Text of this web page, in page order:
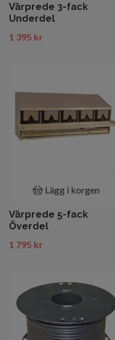
Värprede 3-fack
Underdel
1 395 kr
Lägg i korgen
Värprede 5-fack
Överdel
1 795 kr